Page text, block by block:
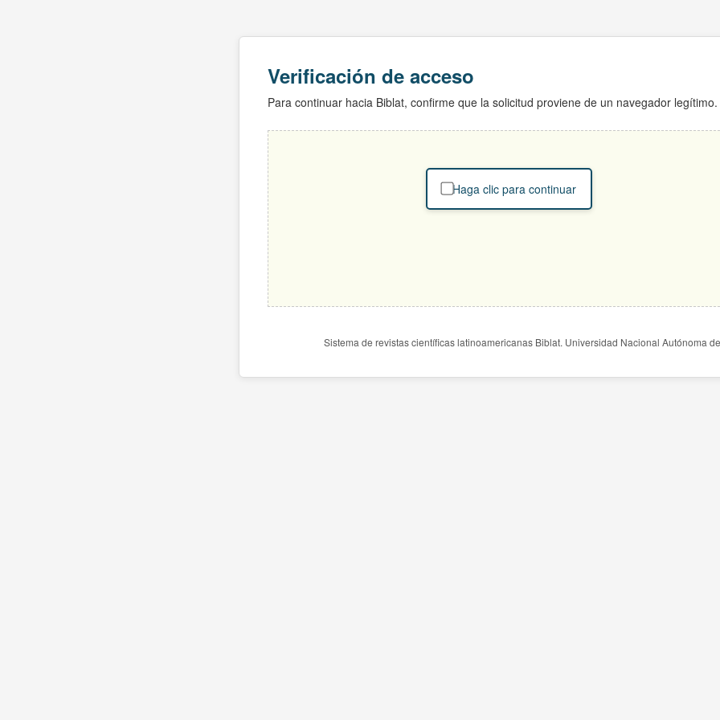
Verificación de acceso
Para continuar hacia Biblat, confirme que la solicitud proviene de un navegador legítimo.
Haga clic para continuar
Sistema de revistas científicas latinoamericanas Biblat. Universidad Nacional Autónoma